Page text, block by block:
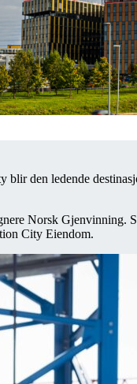
den ledende
Norsk Gjenvinning.
City Eiendom.